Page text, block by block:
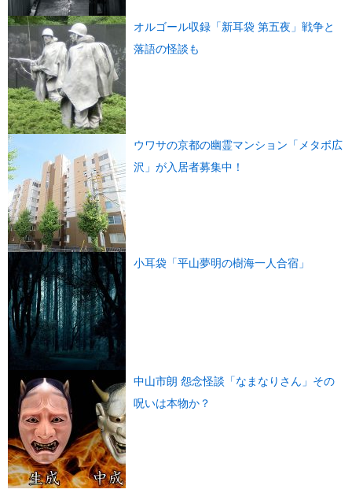
オルゴール収録「新耳袋 第五夜」戦争と
落語の怪談も
ウワサの京都の幽霊マンション「メタボ広
沢」が入居者募集中！
小耳袋「平山夢明の樹海一人合宿」
中山市朗 怨念怪談「なまなりさん」その
呪いは本物か？